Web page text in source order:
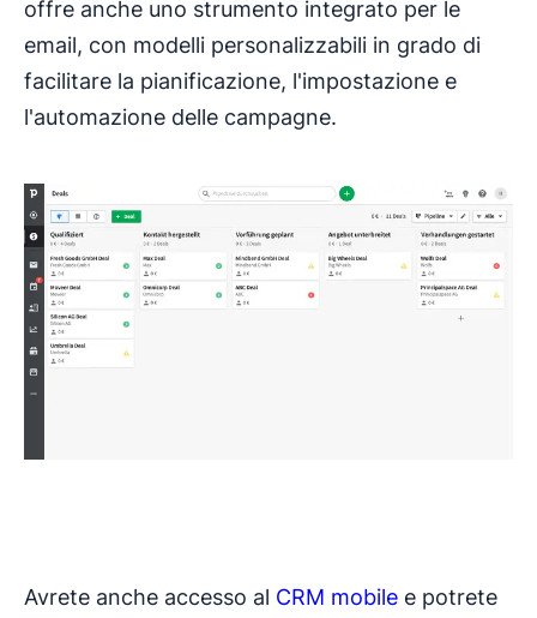
offre anche uno strumento integrato per le
email, con modelli personalizzabili in grado di
facilitare la pianificazione, l'impostazione e
l'automazione delle campagne.
Avrete anche accesso al CRM mobile e potrete